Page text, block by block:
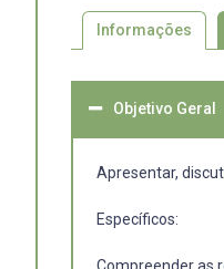
Informações
Objetivo Geral
Apresentar,
Específicos: